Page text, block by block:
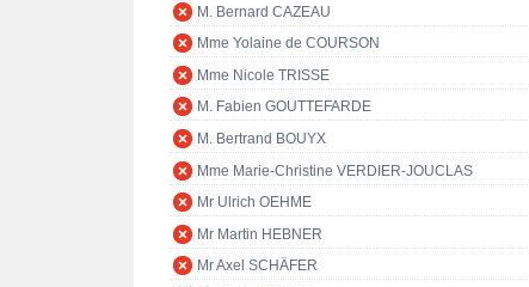
M. Bernard CAZEAU
Mme Yolaine de COURSON
Mme Nicole TRISSE
M. Fabien GOUTTEFARDE
M. Bertrand BOUYX
Mme Marie-Christine VERDIER-JOUCLAS
Mr Ulrich OEHME
Mr Martin HEBNER
Mr Axel SCHÄFER